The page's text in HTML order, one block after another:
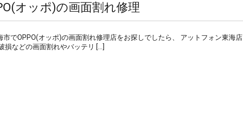
オッポ)の画面割れ修理
でOPPO(オッポ)の画面割れ修理店をお探しでしたら、 アットフォン東海店
損などの画面割れやバッテリ […]